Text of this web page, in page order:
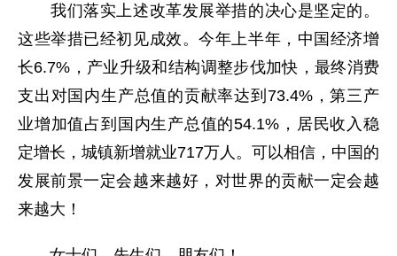
我们落实上述改革发展举措的决心是坚定的。
这些举措已经初见成效。今年上半年，中国经济增
长6.7%，产业升级和结构调整步伐加快，最终消费
支出对国内生产总值的贡献率达到73.4%，第三产
业增加值占到国内生产总值的54.1%，居民收入稳
定增长，城镇新增就业717万人。可以相信，中国的
发展前景一定会越来越好，对世界的贡献一定会越
来越大！